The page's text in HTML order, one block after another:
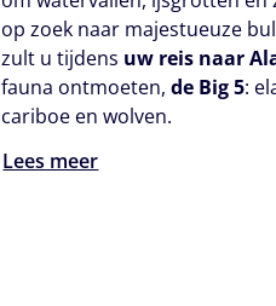
op zoek naar majestueuze
zult u tijdens uw reis naar
fauna ontmoeten,de Big 5:
cariboe en wolven.
Lees meer